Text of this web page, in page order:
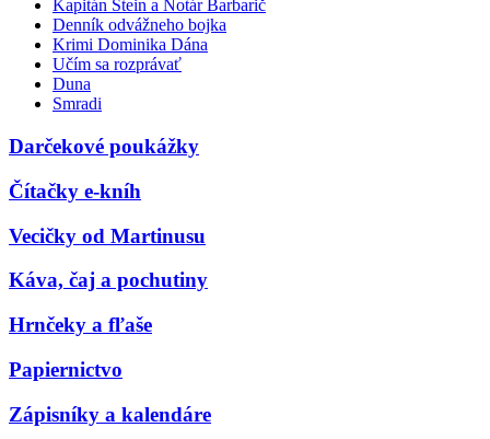
Kapitán Stein a Notár Barbarič
Denník odvážneho bojka
Krimi Dominika Dána
Učím sa rozprávať
Duna
Smradi
Darčekové poukážky
Čítačky e-kníh
Vecičky od Martinusu
Káva, čaj a pochutiny
Hrnčeky a fľaše
Papiernictvo
Zápisníky a kalendáre